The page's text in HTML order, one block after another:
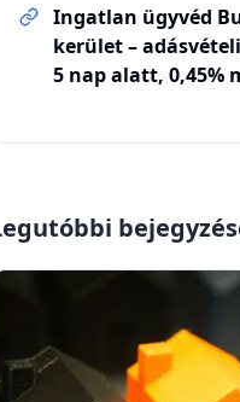
Ingatlan ügyvéd
kerület –
5 nap alatt, 0,45%